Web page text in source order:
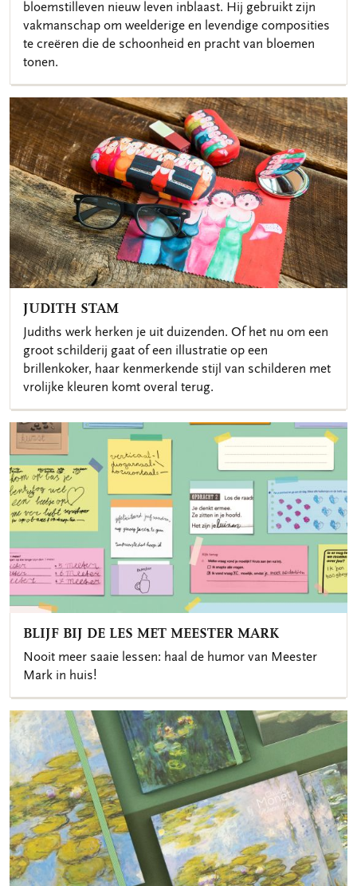
bloemstilleven nieuw leven inblaast. Hij gebruikt zijn
vakmanschap om weelderige en levendige composities
te creëren die de schoonheid en pracht van bloemen
tonen.
JUDITH STAM
Judiths werk herken je uit duizenden. Of het nu om een
groot schilderij gaat of een illustratie op een
brillenkoker, haar kenmerkende stijl van schilderen met
vrolijke kleuren komt overal terug.
BLIJF BIJ DE LES MET MEESTER MARK
Nooit meer saaie lessen: haal de humor van Meester
Mark in huis!